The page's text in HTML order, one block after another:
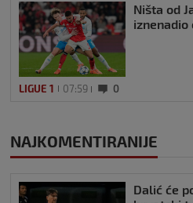
Ništa od
iznenadio
LIGUE 1 07:59 0
NAJKOMENTIRANIJE
Dalić će